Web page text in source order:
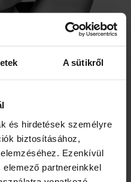
A sütikről
és hirdetések személyre
biztosításához,
Ezenkívül
partnereinkkel
szabni az utalványt.